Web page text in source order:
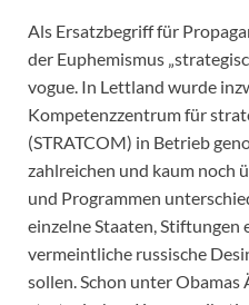
Als Ersatzbegriff für
der Euphemismus
vogue. In Lettland wurde
Kompetenzzentrum für
(STRATCOM) in Betrieb
zahlreichen und kaum noch
und Programmen
einzelne Staaten, Stiftungen
vermeintliche russische
sollen. Schon unter Obamas